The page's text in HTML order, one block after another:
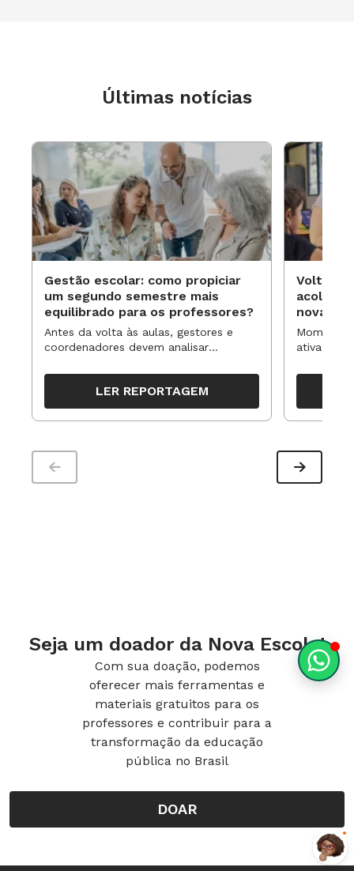
Últimas notícias
Gestão escolar: como propiciar
um segundo semestre mais
equilibrado para os professores?
Antes da volta às aulas, gestores e
coordenadores devem analisar
organizar ações para orientar o
trabalho pedagógico ao longo do
período
LER REPORTAGEM
Volta às
novas
ativa
propostas
Seja um doador da Nova Escola!
Com sua doação, podemos
oferecer mais ferramentas e
materiais gratuitos para os
professores e contribuir para a
transformação da educação
pública no Brasil
DOAR